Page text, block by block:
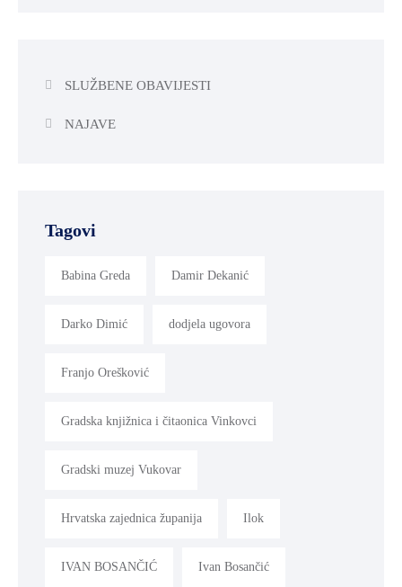
SLUŽBENE OBAVIJESTI
NAJAVE
Tagovi
Babina Greda Damir Dekanić
Darko Dimić dodjela ugovora
Franjo Orešković
Gradska knjižnica i čitaonica Vinkovci
Gradski muzej Vukovar
Hrvatska zajednica županija Ilok
IVAN BOSANČIĆ Ivan Bosančić